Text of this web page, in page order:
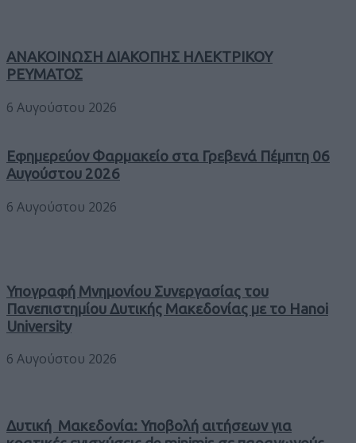
ΑΝΑΚΟΙΝΩΣΗ ΔΙΑΚΟΠΗΣ ΗΛΕΚΤΡΙΚΟΥ
ΡΕΥΜΑΤΟΣ
6 Αυγούστου 2026
Εφημερεύον Φαρμακείο στα Γρεβενά Πέμπτη 06
Αυγούστου 2026
6 Αυγούστου 2026
Υπογραφή Μνημονίου Συνεργασίας του
Πανεπιστημίου Δυτικής Μακεδονίας με το Hanoi
University
6 Αυγούστου 2026
Δυτική Μακεδονία: Υποβολή αιτήσεων για